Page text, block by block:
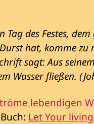
Tag des Festes,
hat, komme
sagt: Aus
Wasser fließen.
lebendigen
Let Your